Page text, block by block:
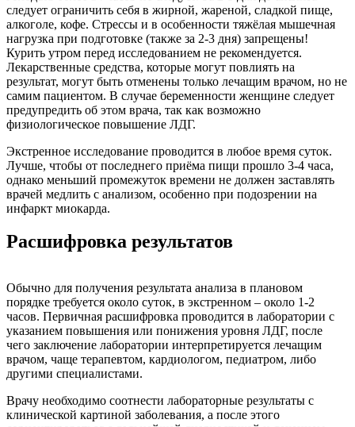
следует ограничить себя в жирной, жареной, сладкой пище,
алкоголе, кофе. Стрессы и в особенности тяжёлая мышечная
нагрузка при подготовке (также за 2-3 дня) запрещены!
Курить утром перед исследованием не рекомендуется.
Лекарственные средства, которые могут повлиять на
результат, могут быть отменены только лечащим врачом, но не
самим пациентом. В случае беременности женщине следует
предупредить об этом врача, так как возможно
физиологическое повышение ЛДГ.
Экстренное исследование проводится в любое время суток.
Лучше, чтобы от последнего приёма пищи прошло 3-4 часа,
однако меньший промежуток времени не должен заставлять
врачей медлить с анализом, особенно при подозрении на
инфаркт миокарда.
Расшифровка результатов
Обычно для получения результата анализа в плановом
порядке требуется около суток, в экстренном – около 1-2
часов. Первичная расшифровка проводится в лаборатории с
указанием повышения или понижения уровня ЛДГ, после
чего заключение лаборатории интерпретируется лечащим
врачом, чаще терапевтом, кардиологом, педиатром, либо
другими специалистами.
Врачу необходимо соотнести лабораторные результаты с
клинической картиной заболевания, а после этого